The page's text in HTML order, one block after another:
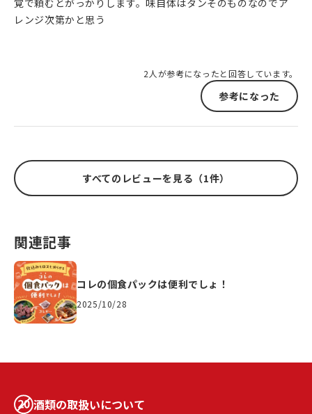
レンジ次第かと思う
2人が参考になったと回答しています。
参考になった
すべてのレビューを見る（1件）
関連記事
コレの個食パックは便利でしょ！
2025/10/28
酒類の取扱いについて